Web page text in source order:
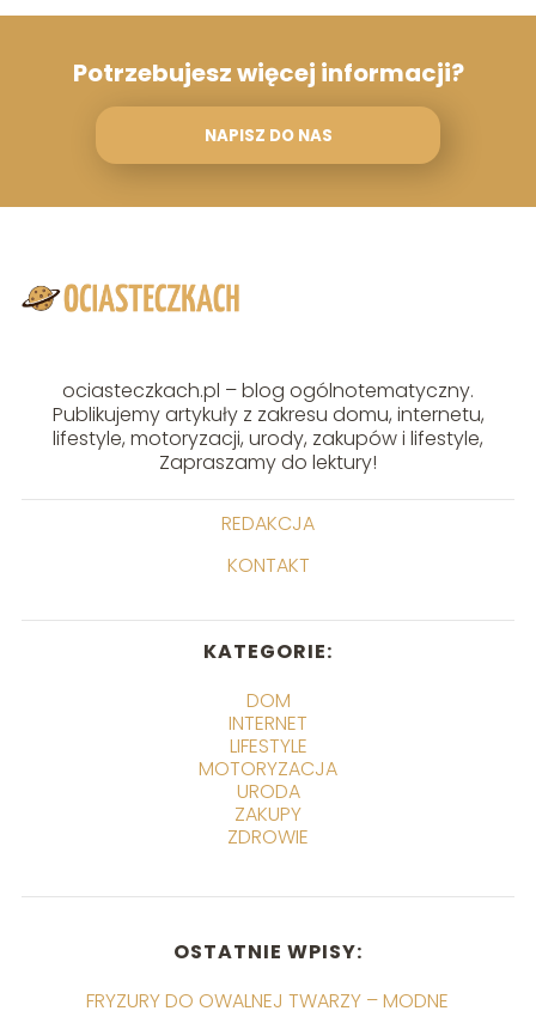
Potrzebujesz więcej informacji?
NAPISZ DO NAS
ociasteczkach.pl – blog ogólnotematyczny.
Publikujemy artykuły z zakresu domu, internetu,
lifestyle, motoryzacji, urody, zakupów i lifestyle,
Zapraszamy do lektury!
REDAKCJA
KONTAKT
KATEGORIE:
DOM
INTERNET
LIFESTYLE
MOTORYZACJA
URODA
ZAKUPY
ZDROWIE
OSTATNIE WPISY:
FRYZURY DO OWALNEJ TWARZY – MODNE